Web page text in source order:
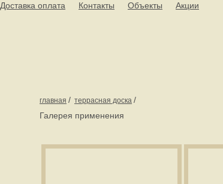
Доставка оплата Контакты Объекты Акции
главная / террасная доска /
Галерея применения